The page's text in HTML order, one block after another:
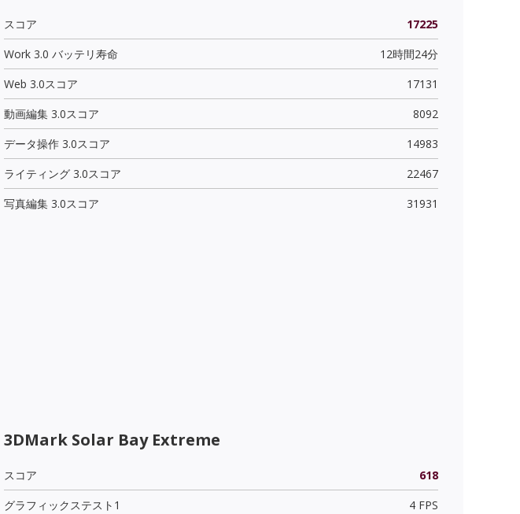
スコア
17225
Work 3.0 バッテリ寿命
12時間24分
Web 3.0スコア
17131
動画編集 3.0スコア
8092
データ操作 3.0スコア
14983
ライティング 3.0スコア
22467
写真編集 3.0スコア
31931
3DMark Solar Bay Extreme
スコア
618
グラフィックステスト1
4 FPS